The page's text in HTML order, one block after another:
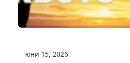
юни 15, 2026